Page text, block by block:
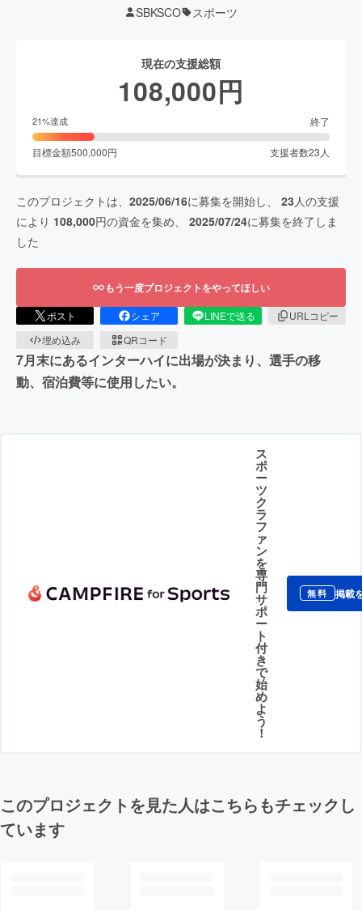
SBKSCO スポーツ
現在の支援総額
108,000円
21%達成 終了
目標金額500,000円 支援者数23 人
このプロジェクトは、 2025/06/16に募集を開始し、 23 人の支援
により 108,000円の資金を集め、 2025/07/24に募集を終了しま
した
もう一度プロジェクトをやってほしい
ポスト シェア LINEで送る
URLコピー
埋め込み
QRコード
7月末にあるインターハイに出場が決まり、選手の移
動、宿泊費等に使用したい。
ス
ポ
ー
ツ
ク
ラ
フ
ァ
ン
を
専
門
サ
ポ
ー
ト
付
き
で
始
め
よ
う
！
無料 掲載
このプロジェクトを見た人はこちらもチェックし
ています